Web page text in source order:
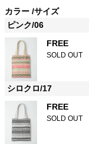
カラー サイズ
ピンク/06
FREE
SOLD OUT
シロクロ/17
FREE
SOLD OUT